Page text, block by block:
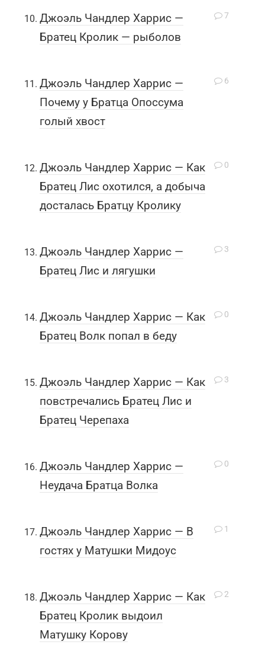
7
Джоэль Чандлер Харрис —
Братец Кролик — рыболов
6
Джоэль Чандлер Харрис —
Почему у Братца Опоссума
голый хвост
0
Джоэль Чандлер Харрис — Как
Братец Лис охотился, а добыча
досталась Братцу Кролику
3
Джоэль Чандлер Харрис —
Братец Лис и лягушки
0
Джоэль Чандлер Харрис — Как
Братец Волк попал в беду
3
Джоэль Чандлер Харрис — Как
повстречались Братец Лис и
Братец Черепаха
0
Джоэль Чандлер Харрис —
Неудача Братца Волка
1
Джоэль Чандлер Харрис — В
гостях у Матушки Мидоус
2
Джоэль Чандлер Харрис — Как
Братец Кролик выдоил
Матушку Корову